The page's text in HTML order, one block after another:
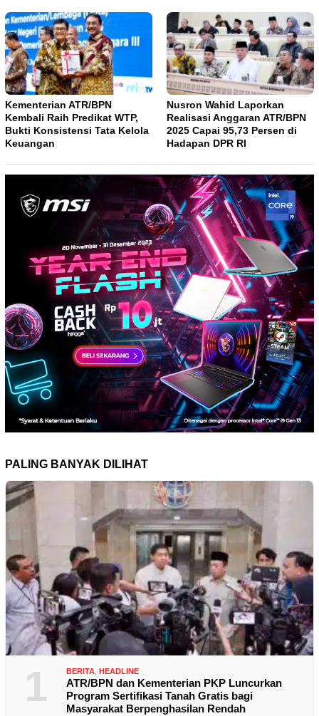
Kementerian ATR/BPN
Kembali Raih Predikat WTP,
Bukti Konsistensi Tata Kelola
Keuangan
Nusron Wahid Laporkan
Realisasi Anggaran ATR/BPN
2025 Capai 95,73 Persen di
Hadapan DPR RI
PALING BANYAK DILIHAT
1 BERITA, HEADLINE
ATR/BPN dan Kementerian PKP Luncurkan
Program Sertifikasi Tanah Gratis bagi
Masyarakat Berpenghasilan Rendah